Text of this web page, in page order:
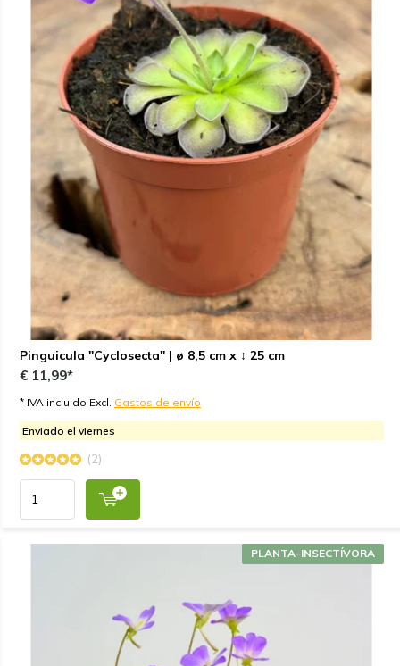
Pinguicula "Cyclosecta" | ø 8,5 cm x ↕ 25 cm
€ 11,99*
* IVA incluido Excl. Gastos de envío
Enviado el viernes
(2)
PLANTA-INSECTÍVORA